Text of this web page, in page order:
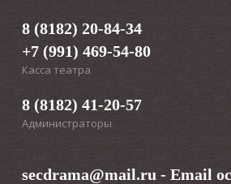
8 (8182) 20-84-34
+7 (991) 469-54-80
Касса театра
8 (8182) 41-20-57
Администраторы
secdrama@mail.ru - Email